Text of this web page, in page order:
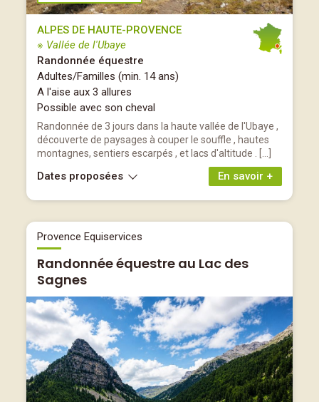
ALPES DE HAUTE-PROVENCE
※ Vallée de l'Ubaye
Randonnée équestre
Adultes/Familles (min. 14 ans)
A l'aise aux 3 allures
Possible avec son cheval
Randonnée de 3 jours dans la haute vallée de l'Ubaye ,
découverte de paysages à couper le souffle , hautes
montagnes, sentiers escarpés , et lacs d'altitude . […]
En savoir +
Dates proposées
Provence Equiservices
Randonnée équestre au Lac des
Sagnes